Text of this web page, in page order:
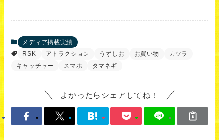
メディア掲載実績
RSK
アトラクション うずしお お買い物
カツラ
キャッチャー
スマホ タマネギ
よかったらシェアしてね！